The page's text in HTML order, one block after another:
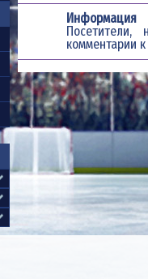
Информация
Посетители,
комментарии